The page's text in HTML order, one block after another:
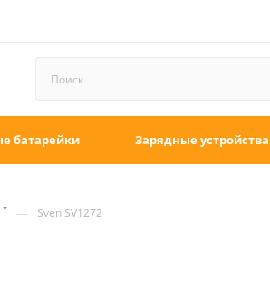
батарейки Зарядные устройства
— Sven SV1272